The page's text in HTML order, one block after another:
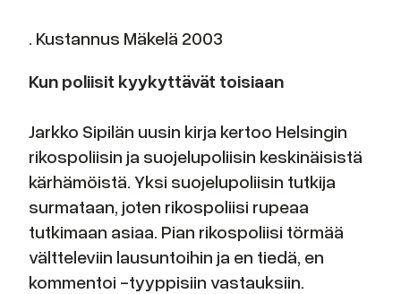
. Kustannus Mäkelä 2003
Kun poliisit kyykyttävät toisiaan
Jarkko Sipilän uusin kirja kertoo Helsingin
rikospoliisin ja suojelupoliisin keskinäisistä
kärhämöistä. Yksi suojelupoliisin tutkija
surmataan, joten rikospoliisi rupeaa
tutkimaan asiaa. Pian rikospoliisi törmää
vältteleviin lausuntoihin ja en tiedä, en
kommentoi -tyyppisiin vastauksiin.